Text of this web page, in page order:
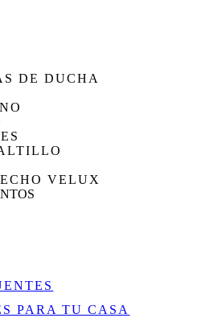
DE DUCHA
VELUX
PARA TU CASA